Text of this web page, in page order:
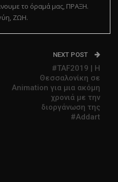
το όραμά μας, ΠΡΑΞΗ.
ΖΩΗ.
NEXT POST
#TAF2019 | H
Θεσσαλονίκη σε
Animation για μια ακόμη
χρονιά με την
διοργάνωση της
#Addart